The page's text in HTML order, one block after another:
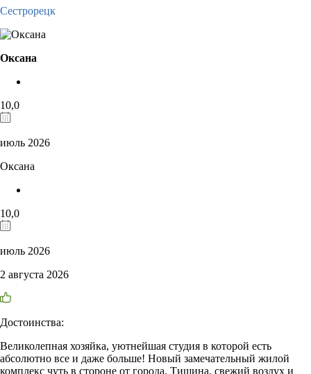
Сестрорецк
Оксана
10,0
июль 2026
Оксана
10,0
июль 2026
2 августа 2026
Достоинства:
Великолепная хозяйка, уютнейшая студия в которой есть
абсолютно все и даже больше! Новый замечательный жилой
комплекс чуть в стороне от города. Тишина, свежий воздух и